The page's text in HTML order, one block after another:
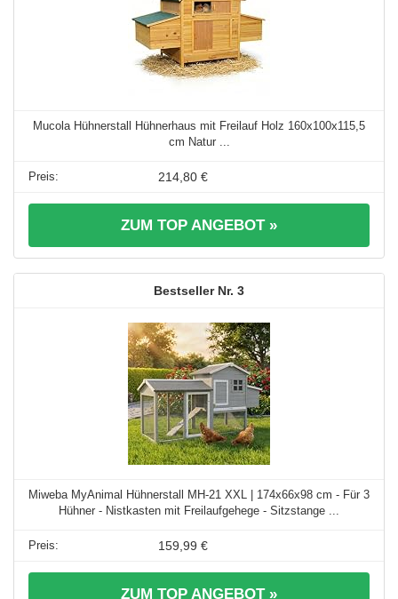
Mucola Hühnerstall Hühnerhaus mit Freilauf Holz 160x100x115,5
cm Natur ...
214,80 €
ZUM TOP ANGEBOT »
3
Miweba MyAnimal Hühnerstall MH-21 XXL | 174x66x98 cm - Für 3
Hühner - Nistkasten mit Freilaufgehege - Sitzstange ...
159,99 €
ZUM TOP ANGEBOT »